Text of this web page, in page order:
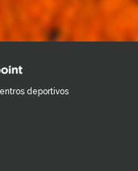
deportivos